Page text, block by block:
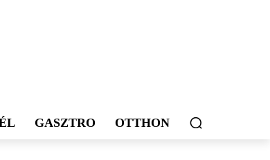
GASZTRO OTTHON